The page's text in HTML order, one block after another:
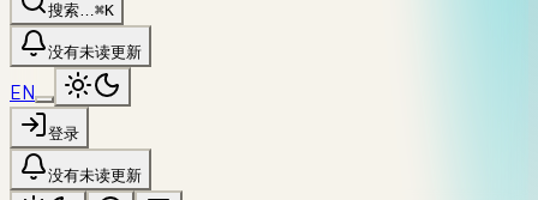
搜索…⌘K
没有未读更新
EN
登录
没有未读更新